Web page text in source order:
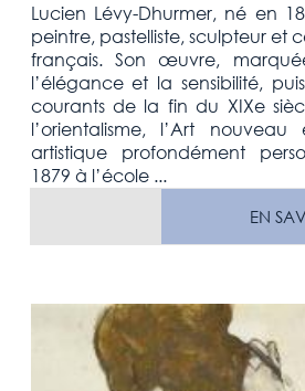
Lucien Lévy-Dhurmer, né en
peintre, pastelliste, sculpteur et
français. Son œuvre,
l’élégance et la sensibilité,
courants de la fin du XIXe
l’orientalisme, l’Art
artistique profondément
1879 à l’école ...
EN